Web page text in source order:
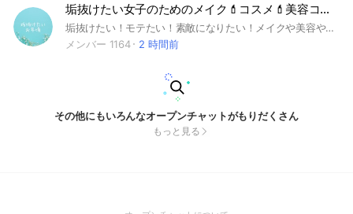
垢抜けたい女子のためのメイク💄コスメ💄美容コミュニティ
垢抜けたい！モテたい！素敵になりたい！メイクや美容やコスメを変えて自分を成長させたい女性のためのコミュニティです。監修は美容カウンセラー&エステシャンのsalon kinoeさんです。
メンバー 1164
2 時間前
その他にもいろんなオープンチャットがもりだくさん
もっと見る